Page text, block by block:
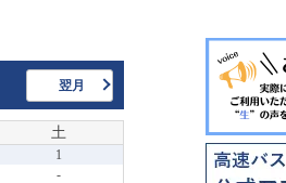
翌月
土
1
-